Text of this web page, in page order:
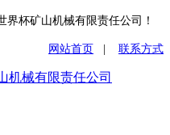
界杯矿山机械有限责任公司！
网站首页 联系方式